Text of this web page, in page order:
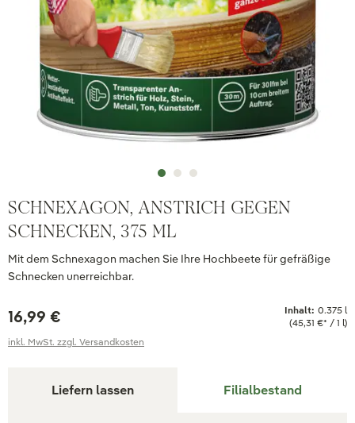
SCHNEXAGON, ANSTRICH GEGEN
SCHNECKEN, 375 ML
Mit dem Schnexagon machen Sie Ihre Hochbeete für gefräßige
Schnecken unerreichbar.
16,99 € Inhalt: 0.375 l
(45,31 €* / 1 l)
inkl. MwSt. zzgl. Versandkosten
Liefern lassen Filialbestand